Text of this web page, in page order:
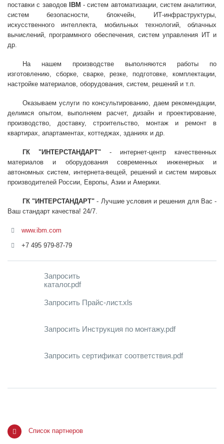
поставки с заводов IBM - систем автоматизации, систем аналитики,
систем безопасности, блокчейн, ИТ-инфраструктуры,
искусственного интеллекта, мобильных технологий, облачных
вычислений, программного обеспечения, систем управления ИТ и
др.
На нашем производстве выполняются работы по
изготовлению, сборке, сварке, резке, подготовке, комплектации,
настройке материалов, оборудования, систем, решений и т.п.
Оказываем услуги по консультированию, даем рекомендации,
делимся опытом, выполняем расчет, дизайн и проектирование,
производство, доставку, строительство, монтаж и ремонт в
квартирах, апартаментах, коттеджах, зданиях и др.
ГК "ИНТЕРСТАНДАРТ" - интернет-центр качественных
материалов и оборудования современных инженерных и
автономных систем, интернета-вещей, решений и систем мировых
производителей России, Европы, Азии и Америки.
ГК "ИНТЕРСТАНДАРТ" - Лучшие условия и решения для Вас -
Ваш стандарт качества! 24/7.
www.ibm.com
+7 495 979-87-79
Запросить
каталог.pdf
Запросить Прайс-лист.xls
Запросить Инструкция по монтажу.pdf
Запросить сертификат соответствия.pdf
Список партнеров